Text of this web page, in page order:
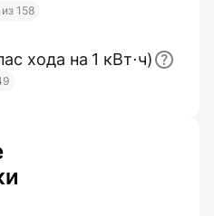
158
хода на 1 кВт⋅ч)